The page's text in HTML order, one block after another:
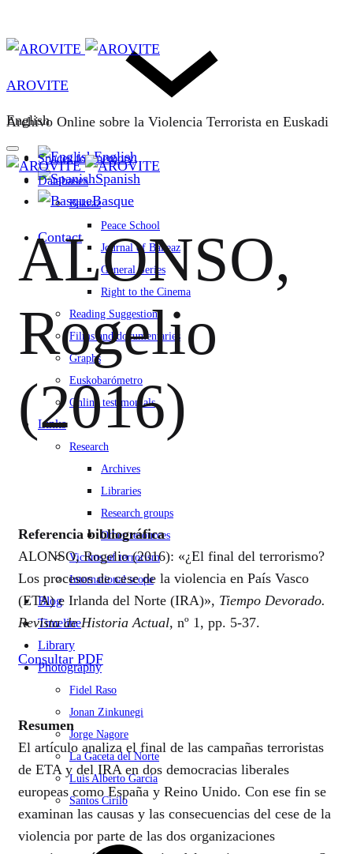
English
English
Spanish
Basque
Contact
AROVITE
Archivo Online sobre la Violencia Terrorista en Euskadi
Spaces for memory
Databases
Bakeaz
Peace School
Journal of Bakeaz
General Series
Right to the Cinema
Reading Suggestions
Films and documentaries
Graphs
Euskobarómetro
Online testimonials
Links
Research
Archives
Libraries
Research groups
Other resources
Victims of terrorism
International scope
Blog
Timeline
Library
Photography
Fidel Raso
Jonan Zinkunegi
Jorge Nagore
La Gaceta del Norte
Luis Alberto García
Santos Cirilo
Search
ALONSO,
Rogelio
(2016)
Referencia bibliográfica
ALONSO, Rogelio (2016): «¿El final del terrorismo?
Los procesos de cese de la violencia en País Vasco
(ETA) e Irlanda del Norte (IRA)», Tiempo Devorado.
Revista de Historia Actual, nº 1, pp. 5-37.
Consultar PDF
Resumen
El artículo analiza el final de las campañas terroristas
de ETA y del IRA en dos democracias liberales
europeas como España y Reino Unido. Con ese fin se
examinan las causas y las consecuencias del cese de la
violencia por parte de las dos organizaciones